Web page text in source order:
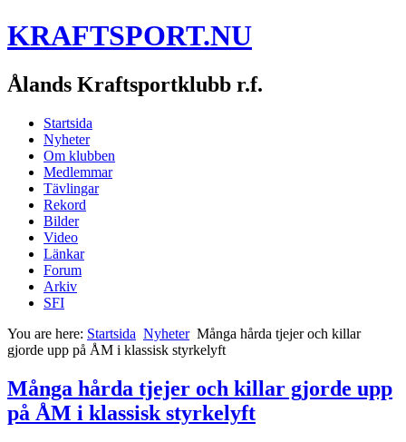
KRAFTSPORT.NU
Ålands Kraftsportklubb r.f.
Startsida
Nyheter
Om klubben
Medlemmar
Tävlingar
Rekord
Bilder
Video
Länkar
Forum
Arkiv
SFI
You are here: Startsida Nyheter Många hårda tjejer och killar
gjorde upp på ÅM i klassisk styrkelyft
Många hårda tjejer och killar gjorde upp
på ÅM i klassisk styrkelyft